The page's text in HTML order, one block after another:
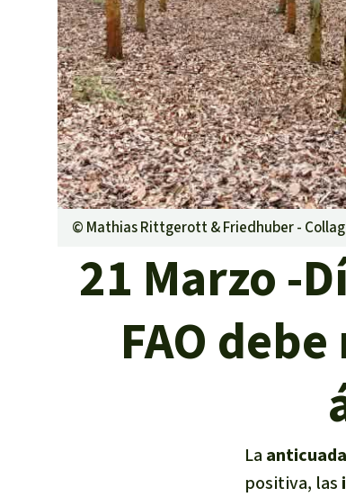
© Mathias Rittgerott & Friedhuber -
21 Marzo -
FAO
La anticuada
positiva, las